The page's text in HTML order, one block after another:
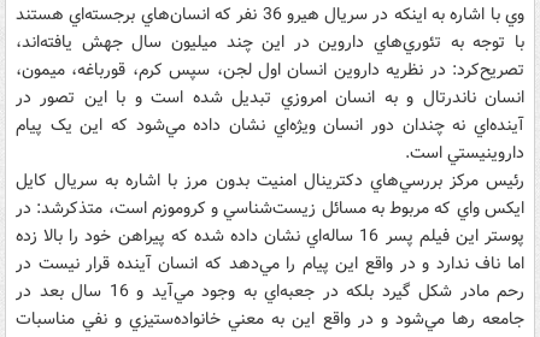
وي با اشاره به اينکه در سريال هيرو 36 نفر که انسان‌هاي برجسته‌اي هستند
با توجه به تئوري‌هاي داروين در اين چند ميليون سال جهش يافته‌اند،
تصريح‌کرد: در نظريه داروين انسان اول لجن، سپس کرم، قورباغه، ميمون،
انسان ناندرتال و به انسان امروزي تبديل شده ‌است و با اين تصور در
آينده‌اي نه چندان دور انسان ويژه‌اي نشان داده مي‌شود که اين يک پيام
داروينيستي است.
رئيس مرکز بررسي‌هاي دکترينال امنيت بدون مرز با اشاره به سريال کايل
ايکس واي که مربوط به مسائل زيست‌شناسي و کروموزم است، متذکرشد: در
پوستر اين فيلم پسر 16 ساله‌اي نشان داده ‌شده که پيراهن خود را بالا زده
اما ناف ندارد و در واقع اين پيام را مي‌دهد که انسان آينده قرار نيست در
رحم مادر شکل گيرد بلکه در جعبه‌اي به وجود مي‌آيد و 16 سال بعد در
جامعه رها مي‌شود و در واقع اين به معني خانواده‌ستيزي و نفي مناسبات